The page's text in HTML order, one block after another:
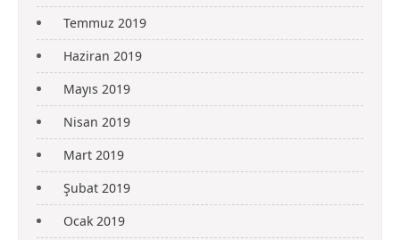
Temmuz 2019
Haziran 2019
Mayıs 2019
Nisan 2019
Mart 2019
Şubat 2019
Ocak 2019